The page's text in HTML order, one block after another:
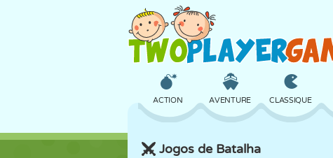
ACTION AVENTURE CLASSIQUE
Jogos de Batalha